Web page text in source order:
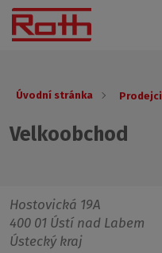
Úvodní stránka Prodejci
Velkoobchod
Hostovická 19A
400 01 Ústí nad Labem
Ústecký kraj